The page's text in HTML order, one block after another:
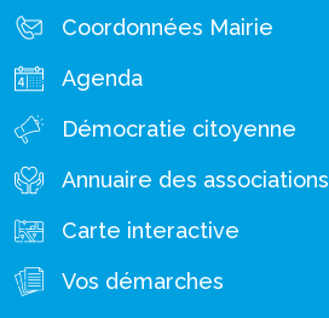
Coordonnées Mairie
Agenda
Démocratie citoyenne
Annuaire des associations
Carte interactive
Vos démarches